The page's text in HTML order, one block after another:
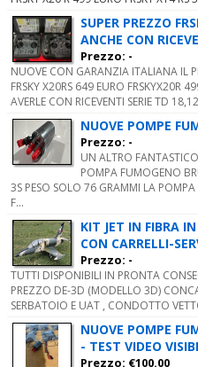
SUPER PREZZO
ANCHE CON
Prezzo: -
NUOVE CON GARANZIA ITALIANA IL
FRSKY X20RS 649 EURO FRSKYX20R
AVERLE CON RICEVENTI SERIE TD
NUOVE POMPE
Prezzo: -
UN ALTRO
POMPA FUMOGENO
3S PESO SOLO 76 GRAMMI LA
F...
KIT JET IN FIBRA
CON CARRELLI-
Prezzo: -
TUTTI DISPONIBILI IN PRONTA
PREZZO DE-3D (MODELLO 3D)
SERBATOIO E UAT , CONDOTTO
NUOVE POMPE
- TEST VIDEO
Prezzo: €100.00